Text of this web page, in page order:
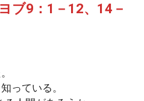
9：1－12、14－
っている。